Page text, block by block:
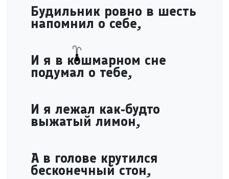
Будильник ровно в шесть
напомнил о себе,
И я в кошмарном сне
подумал о тебе,
И я лежал как-будто
выжатый лимон,
А в голове крутился
бесконечный стон,